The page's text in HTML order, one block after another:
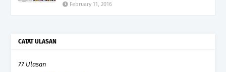
February 11, 2016
CATAT ULASAN
77 Ulasan